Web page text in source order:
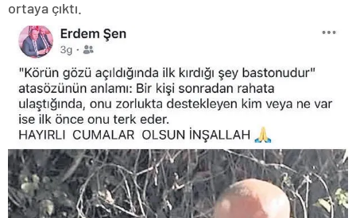
ortaya çıktı.